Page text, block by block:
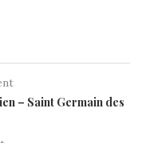
– Saint Germain des